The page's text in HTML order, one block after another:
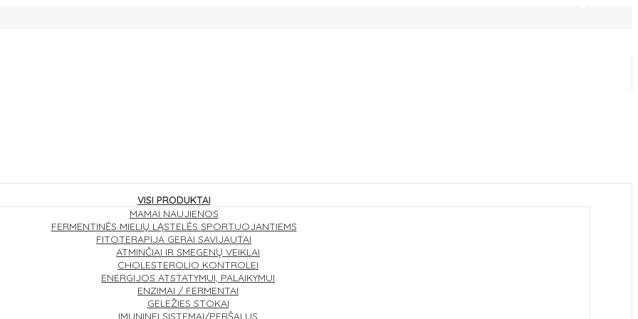
VISI PRODUKTAI
MAMAI NAUJIENOS
FERMENTINĖS MIELIŲ LĄSTELĖS SPORTUOJANTIEMS
FITOTERAPIJA GERAI SAVIJAUTAI
ATMINČIAI IR SMEGENŲ VEIKLAI
CHOLESTEROLIO KONTROLEI
ENERGIJOS ATSTATYMUI, PALAIKYMUI
ENZIMAI / FERMENTAI
GELEŽIES STOKAI
IMUNINEI SISTEMAI/PERŠALUS